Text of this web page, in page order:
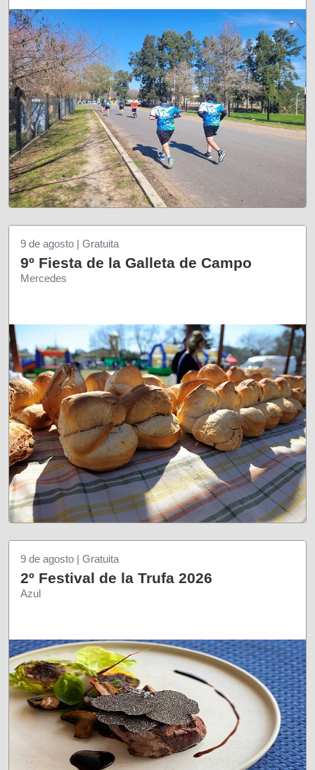
9 de agosto | Gratuita
9º Fiesta de la Galleta de Campo
Mercedes
9 de agosto | Gratuita
2º Festival de la Trufa 2026
Azul